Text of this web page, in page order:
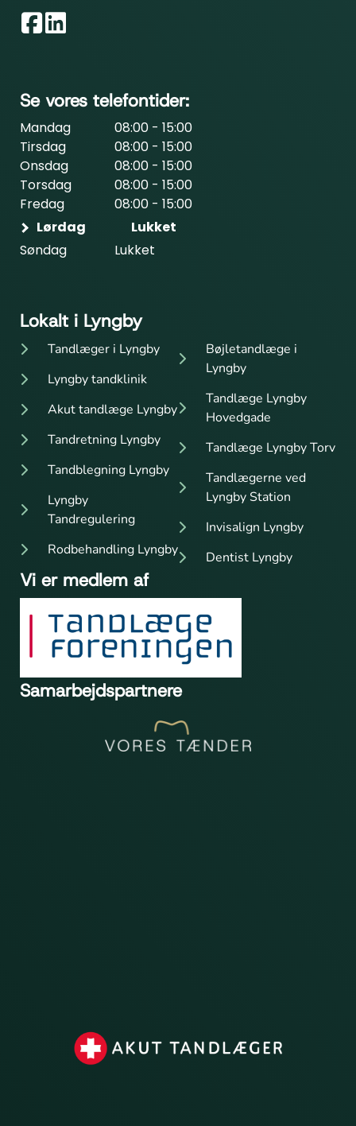
Se vores telefontider:
Mandag
08:00 - 15:00
Tirsdag
08:00 - 15:00
Onsdag
08:00 - 15:00
Torsdag
08:00 - 15:00
Fredag
08:00 - 15:00
Lørdag
Lukket
Søndag
Lukket
Lokalt i Lyngby
Tandlæger i Lyngby
Lyngby tandklinik
Akut tandlæge Lyngby
Tandretning Lyngby
Tandblegning Lyngby
Lyngby
Tandregulering
Rodbehandling Lyngby
Bøjletandlæge i
Lyngby
Tandlæge Lyngby
Hovedgade
Tandlæge Lyngby Torv
Tandlægerne ved
Lyngby Station
Invisalign Lyngby
Dentist Lyngby
Vi er medlem af
Samarbejdspartnere